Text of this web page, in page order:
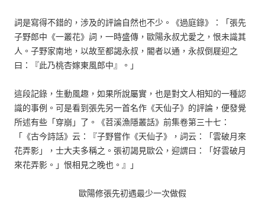
詞是寫得不錯的，涉及的評論自然也不少。《過庭錄》：「張先
子野郎中《一叢花》詞，一時盛傳，歐陽永叔尤愛之，恨未識其
人。子野家南地，以故至都謁永叔，閽者以通，永叔倒屣迎之
曰：『此乃桃杏嫁東風郎中』。」
這段記錄，生動風趣，如果所說屬實，也是對文人相知的一種認
識的事例。可是看到張先另一首名作《天仙子》的評論，便發覺
所述有些「穿崩」了。《苕溪漁隱叢話》前集卷第三十七：
「《古今詩話》云：『子野嘗作《天仙子》，詞云：「雲破月來
花弄影」，士大夫多稱之。張初謁見歐公，迎謂曰：「好雲破月
來花弄影。」恨相見之晚也。』」
歐陽修張先初遇最少一次做假